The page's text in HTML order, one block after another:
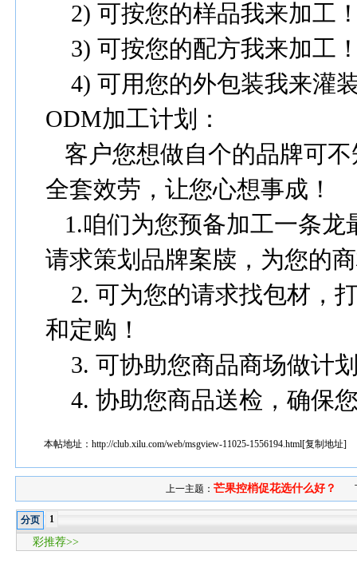
2)可按您的样品我来加工
3)可按您的配方我来加工
4)可用您的外包装我来灌
ODM加工计划：
客户您想做自个的品牌可
全套效劳，让您心想事成！
1.咱们为您预备加工一条
请求策划品牌案牍，为您的
2.可为您的请求找包材，
和定购！
3.可协助您商品商场做计
4.协助您商品送检，确保
本帖地址：http://club.xilu.com/web/msgview-11025-1556194.html[复制地址]
上一主题：芒果控梢促花选什么好？
分页 1
彩推荐>>